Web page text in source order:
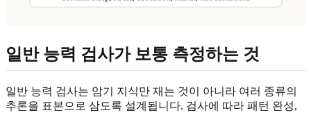
일반 능력 검사가 보통 측정하는 것
일반 능력 검사는 암기 지식만 재는 것이 아니라 여러 종류의
추론을 표본으로 삼도록 설계됩니다. 검사에 따라 패턴 완성,